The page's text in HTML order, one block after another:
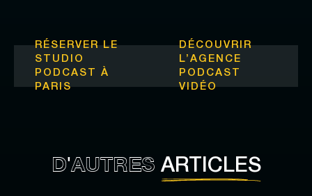
RÉSERVER LE
STUDIO
PODCAST À
PARIS
DÉCOUVRIR
L’ AGENCE
PODCAST
VIDÉO
D'AUTRES ARTICLES